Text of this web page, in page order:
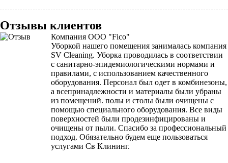
Отзывы клиентов
Компания ООО "Fico"
Уборкой нашего помещения занималась компания
SV Cleaning. Уборка проводилась в соответствии
с санитарно-эпидемиологическими нормами и
правилами, с использованием качественного
оборудования. Персонал был одет в комбинезоны,
а всепринадлежности и материалы были убраны
из помещений. полы и столы были очищены с
помощью специального оборудования. Все виды
поверхностей были продезинфицированы и
очищены от пыли. Спасибо за профессиональный
подход. Обязательно будем еще пользоваться
услугами Св Клининг.